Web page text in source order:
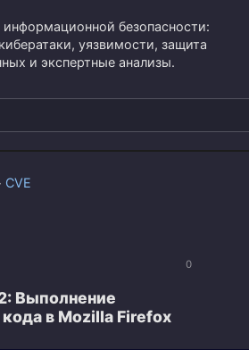
безопасности:
уязвимости, защита
и экспертные анализы.
CVE
0
Выполнение
в Mozilla Firefox